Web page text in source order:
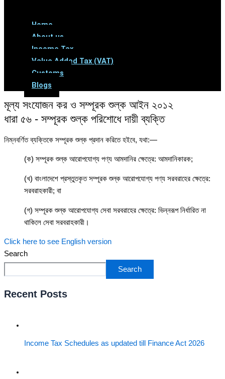
Home
About us
Income Tax
Value Added Tax (VAT)
Customs
Blogs
মূল্য সংযোজন কর ও সম্পূরক শুল্ক আইন ২০১২
ধারা ৫৬ - সম্পূরক শুল্ক পরিশোধে দায়ী ব্যক্তি
নিম্নবর্ণিত ব্যক্তিকে সম্পূরক শুল্ক প্রদান করিতে হইবে, যথা:―
(ক) সম্পূরক শুল্ক আরোপযোগ্য পণ্য আমদানির ক্ষেত্রে: আমদানিকারক;
(খ) বাংলাদেশে প্রস্তুতকৃত সম্পূরক শুল্ক আরোপযোগ্য পণ্য সরবরাহের ক্ষেত্রে:
সরবরাহকারী; বা
(গ) সম্পূরক শুল্ক আরোপযোগ্য সেবা সরবরাহের ক্ষেত্রে: ভিন্নরূপ নির্ধারিত না
থাকিলে সেবা সরবরাহকারী।
Click here to see English version
Search
Search
Recent Posts
Income Tax Schedules as updated till Finance Act 2026